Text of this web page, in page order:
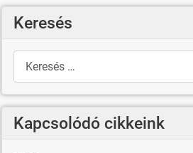
Keresés
Keresés
Kapcsolódó cikkeink